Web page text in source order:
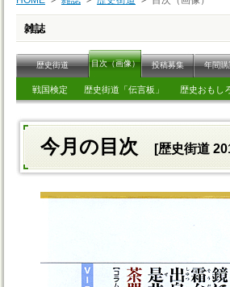
雑誌
歴史街道 目次（画像） 投稿募集 年間購
戦国検定 歴史街道「伝言板」 歴史おもし
今月の目次 [歴史街道